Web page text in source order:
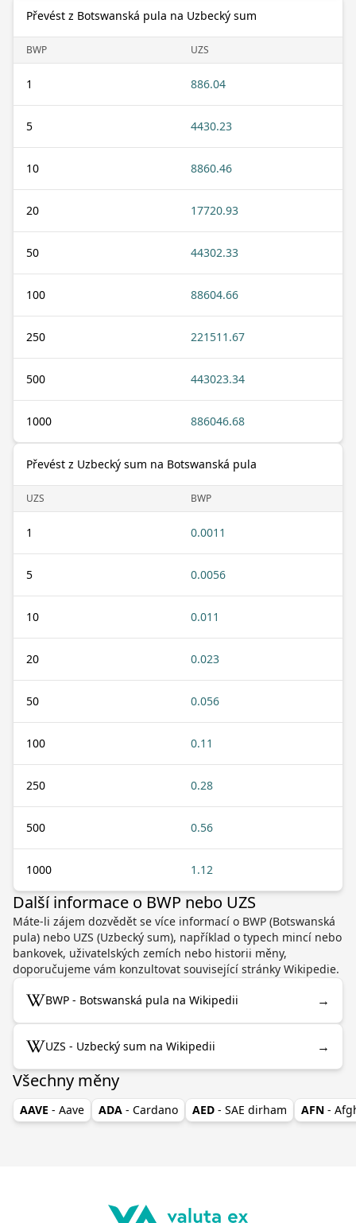
Převést z Botswanská pula na Uzbecký sum
BWP UZS
1 886.04
5 4430.23
10 8860.46
20 17720.93
50 44302.33
100 88604.66
250 221511.67
500 443023.34
1000 886046.68
Převést z Uzbecký sum na Botswanská pula
UZS BWP
1 0.0011
5 0.0056
10 0.011
20 0.023
50 0.056
100 0.11
250 0.28
500 0.56
1000 1.12
Další informace o BWP nebo UZS
Máte-li zájem dozvědět se více informací o BWP (Botswanská
pula) nebo UZS (Uzbecký sum), například o typech mincí nebo
bankovek, uživatelských zemích nebo historii měny,
doporučujeme vám konzultovat související stránky Wikipedie.
BWP - Botswanská pula na Wikipedii →
UZS - Uzbecký sum na Wikipedii →
Všechny měny
AAVE - Aave ADA - Cardano AED - SAE dirham AFN -